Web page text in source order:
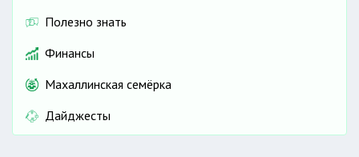
Полезно знать
Финансы
Махаллинская семёрка
Дайджесты